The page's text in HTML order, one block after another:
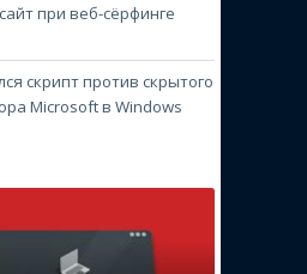
при веб-сёрфинге
скрипт против скрытого
Microsoft в Windows